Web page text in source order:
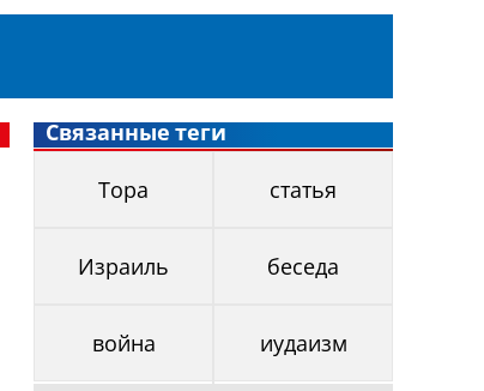
Связанные теги
Тора статья
Израиль беседа
война иудаизм